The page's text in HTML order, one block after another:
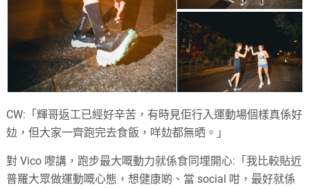
CW:「輝哥返工已經好辛苦，有時見佢行入運動場個樣真係好
攰，但大家一齊跑完去食飯，咩攰都無晒。」
對 Vico 嚟講，跑步最大嘅動力就係食同埋開心: 「我比較貼近
普羅大眾做運動嘅心態，想健康啲、當 social 咁，最好就係